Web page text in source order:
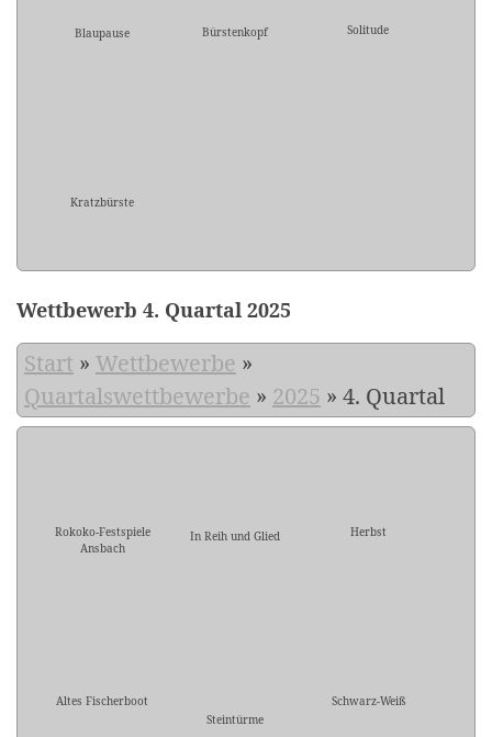
Blaupause Bürstenkopf Solitude
Kratzbürste
Wettbewerb 4. Quartal 2025
Start » Wettbewerbe »
Quartalswettbewerbe » 2025 » 4. Quartal
Rokoko-Festspiele
Ansbach
In Reih und Glied Herbst
Altes Fischerboot
Steintürme
Schwarz-Weiß